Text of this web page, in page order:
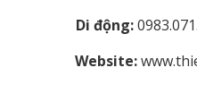
Di động:
Website: